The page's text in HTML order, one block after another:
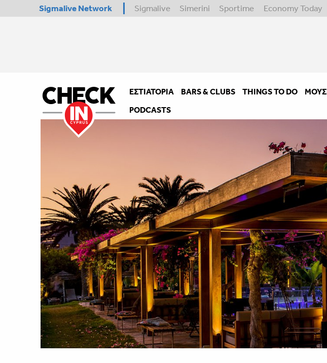
Sigmalive Network Sigmalive Simerini Sportime Economy Today
ΕΣΤΙΑΤΌΡΙΑ BARS & CLUBS THINGS TO DO
PODCASTS